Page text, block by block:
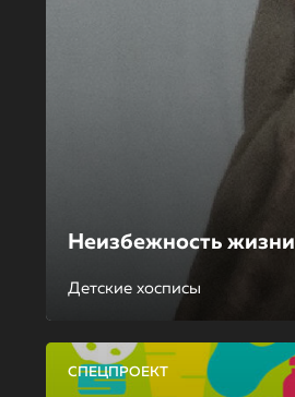
Неизбежность жизни
Детские хосписы
СПЕЦПРОЕКТ